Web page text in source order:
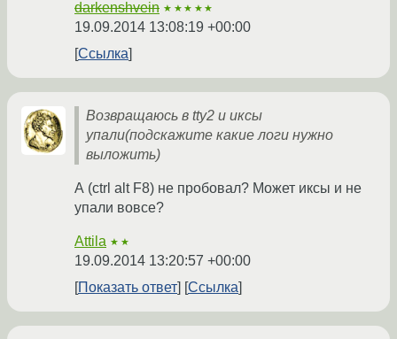
darkenshvein ★★★★★
19.09.2014 13:08:19 +00:00
Ссылка
Возвращаюсь в tty2 и иксы
упали(подскажите какие логи нужно
выложить)
А (ctrl alt F8) не пробовал? Может иксы и не
упали вовсе?
Attila ★★
19.09.2014 13:20:57 +00:00
Показать ответ
Ссылка